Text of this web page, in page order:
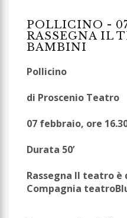
POLLICINO -
RASSEGNA IL
BAMBINI
Pollicino
di Proscenio Teatro
07 febbraio, ore
Durata 50’
Rassegna Il teatro è
Compagnia